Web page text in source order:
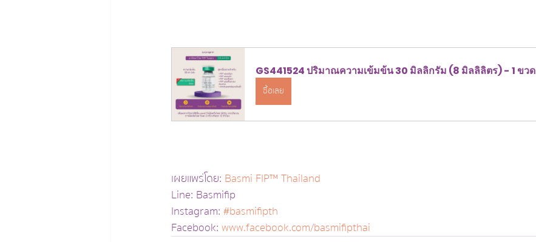
GS441524 ปริมาณความเข้มข้น 30 มิลลิกรัม (8 มิลลิลิตร) - 1 ขวด
ซื้อเลย
เผยแพร่โดย: Basmi FIP™ Thailand
Line: Basmifip
Instagram: #basmifipth
Facebook: www.facebook.com/basmifipthai